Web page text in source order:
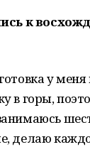
к
у
в горы,
делаю